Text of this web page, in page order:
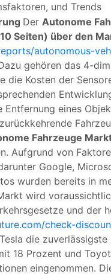
und Trends
Der Autonome
Seiten) über den
autonomous-
gehören das 4-
die Kosten der
Entfernung eines
Fahrzeuge
Aufgrund von
Google,
wurden bereits in
wird
und
check-
die
18 Prozent und
eingenommen.